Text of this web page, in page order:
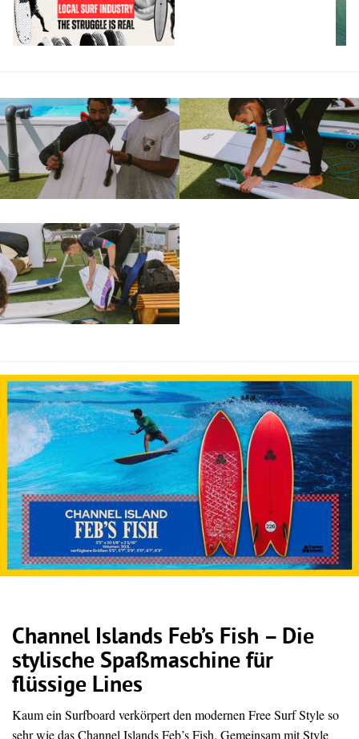
Channel Islands Feb’s Fish – Die
stylische Spaßmaschine für
flüssige Lines
Kaum ein Surfboard verkörpert den modernen Free Surf Style so
sehr wie das Channel Islands Feb’s Fish. Gemeinsam mit Style